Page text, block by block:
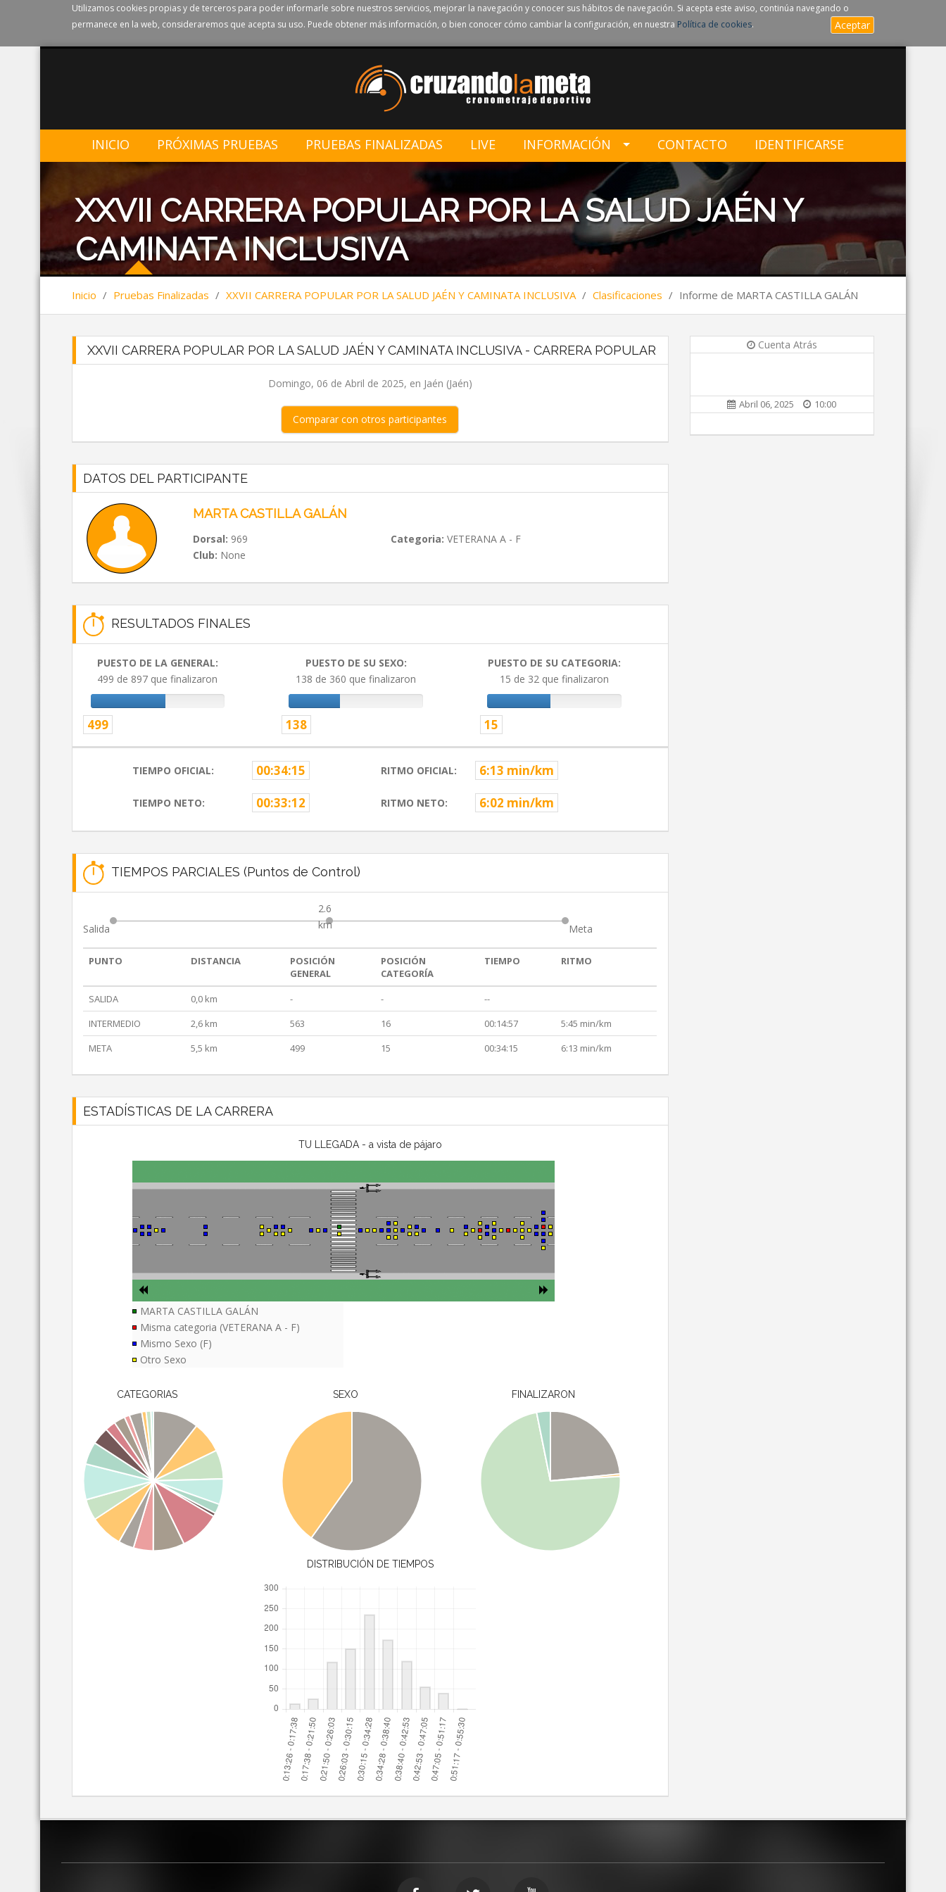
Utilizamos cookies propias y de terceros para poder informarle sobre nuestros servicios, mejorar la navegación y conocer sus hábitos de navegación. Si acepta este aviso, continúa navegando o
permanece en la web, consideraremos que acepta su uso. Puede obtener más información, o bien conocer cómo cambiar la configuración, en nuestra Política de cookies. Aceptar
INICIO PRÓXIMAS PRUEBAS PRUEBAS FINALIZADAS LIVE INFORMACIÓN CONTACTO IDENTIFICARSE
XXVII CARRERA POPULAR POR LA SALUD JAÉN Y
CAMINATA INCLUSIVA
Inicio / Pruebas Finalizadas / XXVII CARRERA POPULAR POR LA SALUD JAÉN Y CAMINATA INCLUSIVA / Clasificaciones / Informe de MARTA CASTILLA GALÁN
XXVII CARRERA POPULAR POR LA SALUD JAÉN Y CAMINATA INCLUSIVA - CARRERA POPULAR
Domingo, 06 de Abril de 2025, en Jaén (Jaén)
Comparar con otros participantes
DATOS DEL PARTICIPANTE
MARTA CASTILLA GALÁN
Dorsal: 969 Categoria: VETERANA A - F
Club: None
RESULTADOS FINALES
PUESTO DE LA GENERAL:
499 de 897 que finalizaron
499
PUESTO DE SU SEXO:
138 de 360 que finalizaron
138
PUESTO DE SU CATEGORIA:
15 de 32 que finalizaron
15
TIEMPO OFICIAL: 00:34:15 RITMO OFICIAL: 6:13 min/km
TIEMPO NETO: 00:33:12 RITMO NETO: 6:02 min/km
TIEMPOS PARCIALES (Puntos de Control)
Salida
2.6
km
Meta
PUNTO DISTANCIA
POSICIÓN
GENERAL
POSICIÓN
CATEGORÍA
TIEMPO RITMO
SALIDA 0,0 km - -
--
INTERMEDIO
2,6 km 563 16 00:14:57
5:45 min/km
META
5,5 km 499 15 00:34:15 6:13 min/km
ESTADÍSTICAS DE LA CARRERA
TU LLEGADA - a vista de pájaro
MARTA CASTILLA GALÁN
Misma categoria (VETERANA A - F)
Mismo Sexo (F)
Otro Sexo
CATEGORIAS SEXO FINALIZARON
DISTRIBUCIÓN DE TIEMPOS
Cuenta Atrás
Abril 06, 2025 10:00